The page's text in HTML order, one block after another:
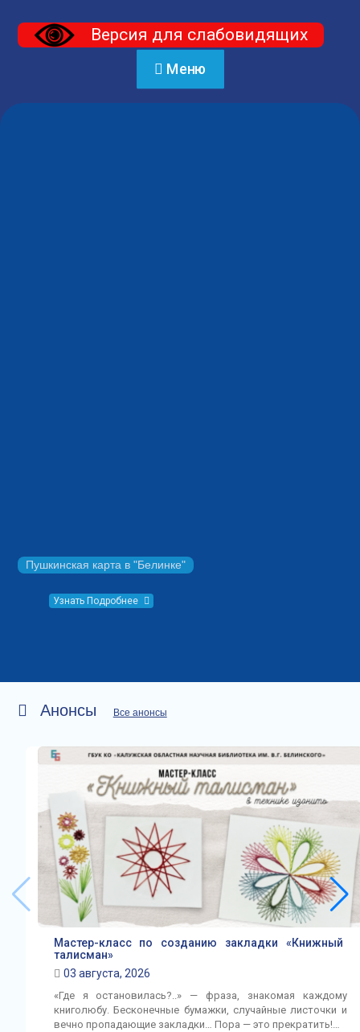
Версия для слабовидящих
Меню
Пушкинская карта в "Белинке"
Узнать Подробнее
Анонсы Все анонсы
Мастер-класс по созданию закладки «Книжный
талисман»
03 августа, 2026
«Где я остановилась?..» — фраза, знакомая каждому
книголюбу. Бесконечные бумажки, случайные листочки и
вечно пропадающие закладки… Пора — это прекратить!…